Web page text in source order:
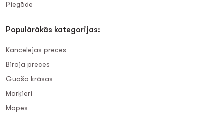
Piegāde
Populārākās kategorijas:
Kancelejas preces
Biroja preces
Guaša krāsas
Marķieri
Mapes